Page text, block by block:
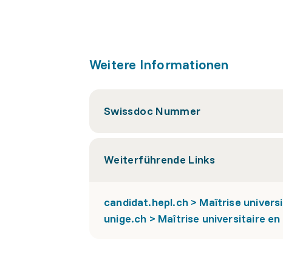
Weitere Informationen
Swissdoc Nummer
Weiterführende Links
candidat.hepl.ch > Maîtrise
unige.ch > Maîtrise universitaire